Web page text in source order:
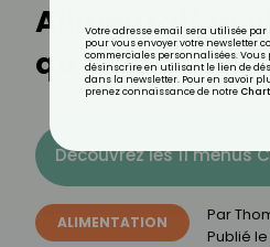
Alimentation
qu’il faut
Découvrez les 11 menus
ALIMENTATION Par
Publié le
Votre adresse email sera utilisée
pour vous envoyer votre newsletter
commerciales personnalisées. Vous
désinscrire en utilisant le lien de
dans la newsletter. Pour en savoir
prenez connaissance de notre